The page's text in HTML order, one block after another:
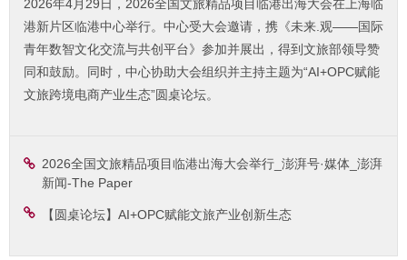
2026年4月29日，2026全国文旅精品项目临港出海大会在上海临
港新片区临港中心举行。中心受大会邀请，携《未来.观——国际
青年数智文化交流与共创平台》参加并展出，得到文旅部领导赞
同和鼓励。同时，中心协助大会组织并主持主题为“AI+OPC赋能
文旅跨境电商产业生态”圆桌论坛。
2026全国文旅精品项目临港出海大会举行_澎湃号·媒体_澎湃
新闻-The Paper
【圆桌论坛】AI+OPC赋能文旅产业创新生态